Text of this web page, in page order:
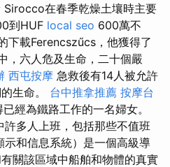
Sirocco在春季乾燥土壤時主要
到HUF local seo 600萬不
下載Ferencszűcs，他獲得了
，六人危及生命，二十個嚴
西屯按摩 急救後有14人被允許
生命。 台中推拿推薦 按摩台
經為鐵路工作的一名婦女。
許多人上班，包括那些不值班
和信息系統）是一個高級導
關該區域中船舶和物體的真實